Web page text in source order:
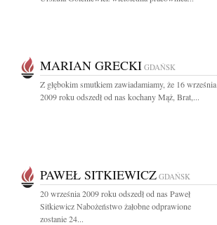
MARIAN GRECKI GDAŃSK
Z głębokim smutkiem zawiadamiamy, że 16 września
2009 roku odszedł od nas kochany Mąż, Brat,...
PAWEŁ SITKIEWICZ GDAŃSK
20 września 2009 roku odszedł od nas Paweł
Sitkiewicz Nabożeństwo żałobne odprawione
zostanie 24...